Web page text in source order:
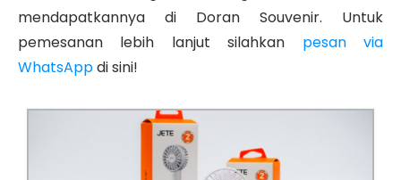
mendapatkannya di Doran Souvenir. Untuk
pemesanan lebih lanjut silahkan pesan via
WhatsAppdi sini!